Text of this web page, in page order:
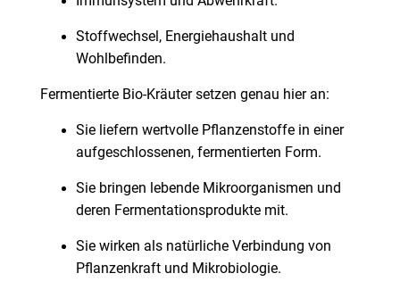
Stoffwechsel, Energiehaushalt und
Wohlbefinden.
Fermentierte Bio-Kräuter setzen genau hier an:
Sie liefern wertvolle Pflanzenstoffe in einer
aufgeschlossenen, fermentierten Form.
Sie bringen lebende Mikroorganismen und
deren Fermentationsprodukte mit.
Sie wirken als natürliche Verbindung von
Pflanzenkraft und Mikrobiologie.